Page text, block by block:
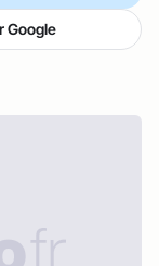
Google